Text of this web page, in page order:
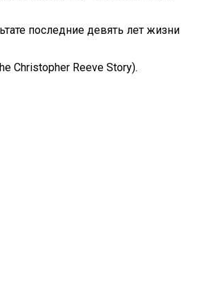
последние девять лет жизни
Christopher Reeve Story).